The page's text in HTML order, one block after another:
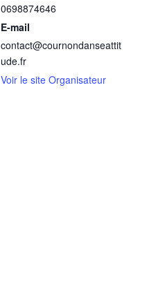
0698874646
E-mail
contact@cournondanseattit
ude.fr
Voir le site Organisateur